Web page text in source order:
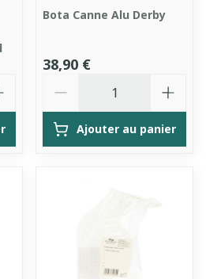
Bota Canne Alu Derby
38,90 €
Ajouter au panier